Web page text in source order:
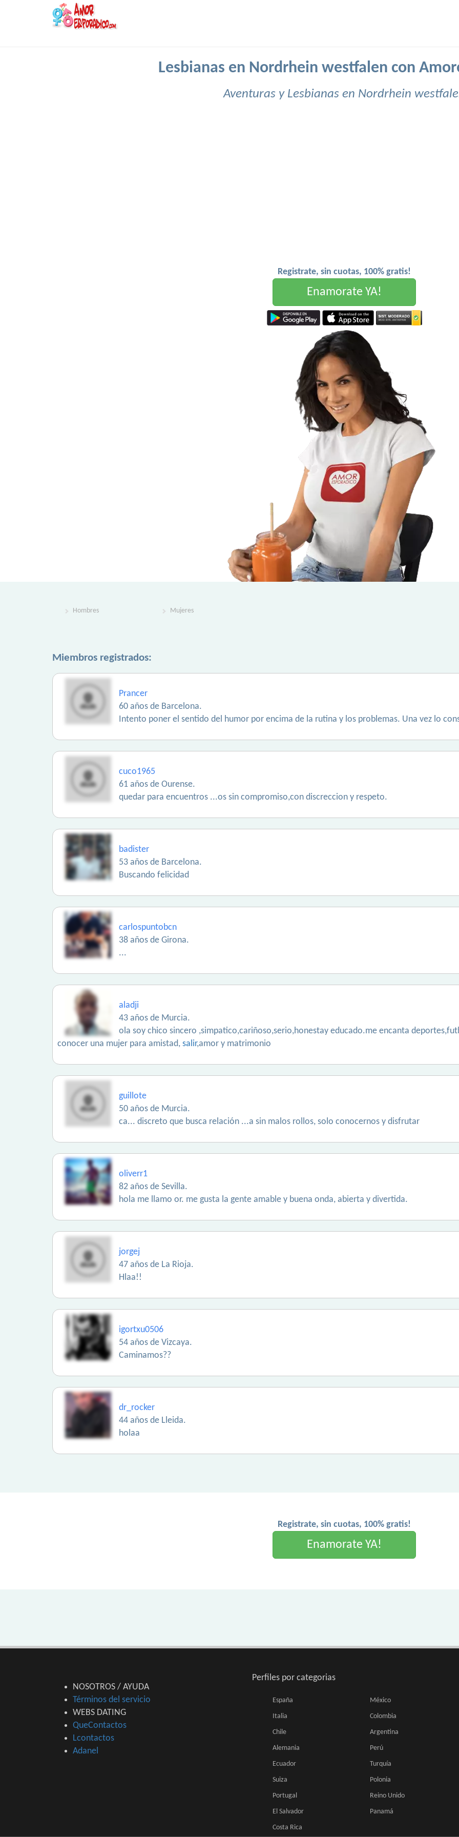
Lesbianas en Nordrhein westfalen con
Aventuras y Lesbianas en Nordrhein
Registrate, sin cuotas, 100% gratis!
Enamorate YA!
Hombres Mujeres
Miembros registrados:
Prancer
60 años de Barcelona.
Intento poner el sentido del humor por encima de la rutina y los problemas. Una vez lo
cuco1965
61 años de Ourense.
quedar para encuentros ...os sin compromiso,con discreccion y respeto.
badister
53 años de Barcelona.
Buscando felicidad
carlospuntobcn
38 años de Girona.
...
aladji
43 años de Murcia.
ola soy chico sincero ,simpatico,cariñoso,serio,honestay educado.me encanta
conocer una mujer para amistad, salir,amor y matrimonio
guillote
50 años de Murcia.
ca... discreto que busca relación ...a sin malos rollos, solo conocernos y disfrutar
oliverr1
82 años de Sevilla.
hola me llamo or. me gusta la gente amable y buena onda, abierta y divertida.
jorgej
47 años de La Rioja.
Hlaa!!
igortxu0506
54 años de Vizcaya.
Caminamos??
dr_rocker
44 años de Lleida.
holaa
Registrate, sin cuotas, 100% gratis!
Enamorate YA!
NOSOTROS / AYUDA
Términos del servicio
WEBS DATING
QueContactos
Lcontactos
Adanel
Perfiles por categorias
España México
Italia Colombia
Chile Argentina
Alemania Perú
Ecuador Turquía
Suiza Polonia
Portugal Reino Unido
El Salvador Panamá
Costa Rica